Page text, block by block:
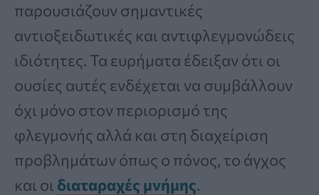
παρουσιάζουν σημαντικές
αντιοξειδωτικές και αντιφλεγμονώδεις
ιδιότητες. Τα ευρήματα έδειξαν ότι οι
ουσίες αυτές ενδέχεται να συμβάλλουν
όχι μόνο στον περιορισμό της
φλεγμονής αλλά και στη διαχείριση
προβλημάτων όπως ο πόνος, το άγχος
και οι διαταραχές μνήμης.